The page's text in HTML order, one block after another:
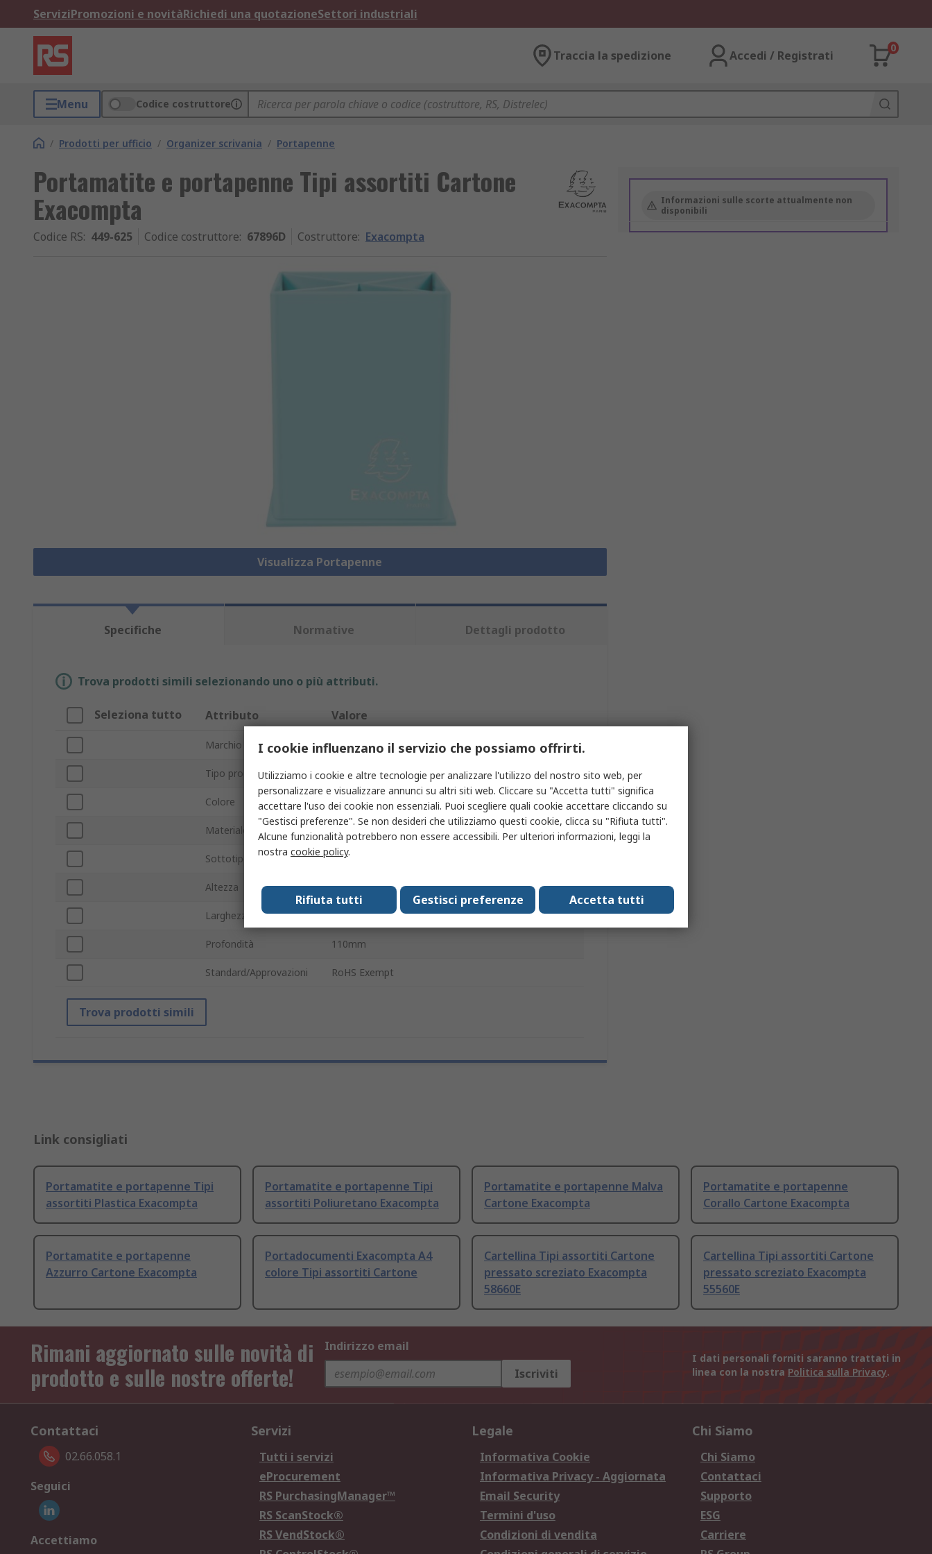
ServiziPromozioni e novitàRichiedi una quotazioneSettori industriali
Traccia la spedizione Accedi / Registrati
0
Menu Codice costruttore
/ Prodotti per ufficio / Organizer scrivania / Portapenne
Portamatite e portapenne Tipi assortiti Cartone
Exacompta
Codice RS: 449-625 Codice costruttore: 67896D Costruttore: Exacompta
Visualizza Portapenne
Informazioni sulle scorte attualmente non
disponibili
Specifiche Normative Dettagli prodotto
Trova prodotti simili selezionando uno o più attributi.
Seleziona tutto Attributo Valore
Marchio Exacompta
Tipo prodotto Portamatite e portapenne
Colore Tipi assortiti
Materiale Cartone
Sottotipo Portapenne e matite assortiti in plastica Exacompta
Altezza 85mm
Larghezza 85mm
Profondità 110mm
Standard/Approvazioni RoHS Exempt
Trova prodotti simili
Link consigliati
Portamatite e portapenne Tipi
assortiti Plastica Exacompta
Portamatite e portapenne Tipi
assortiti Poliuretano Exacompta
Portamatite e portapenne Malva
Cartone Exacompta
Portamatite e portapenne
Corallo Cartone Exacompta
Portamatite e portapenne
Azzurro Cartone Exacompta
Portadocumenti Exacompta A4
colore Tipi assortiti Cartone
Cartellina Tipi assortiti Cartone
pressato screziato Exacompta
58660E
Cartellina Tipi assortiti Cartone
pressato screziato Exacompta
55560E
Rimani aggiornato sulle novità di
prodotto e sulle nostre offerte!
Indirizzo email
Iscriviti
I dati personali forniti saranno trattati in
linea con la nostra Politica sulla Privacy.
Contattaci
02.66.058.1
Seguici
Accettiamo
Servizi
Tutti i servizi
eProcurement
RS PurchasingManager™
RS ScanStock®
RS VendStock®
Legale
Informativa Cookie
Informativa Privacy - Aggiornata
Email Security
Termini d'uso
Condizioni di vendita
Chi Siamo
Chi Siamo
Contattaci
Supporto
ESG
Carriere
I cookie influenzano il servizio che possiamo offrirti.
Utilizziamo i cookie e altre tecnologie per analizzare l'utilizzo del nostro sito web, per
personalizzare e visualizzare annunci su altri siti web. Cliccare su "Accetta tutti" significa
accettare l'uso dei cookie non essenziali. Puoi scegliere quali cookie accettare cliccando su
"Gestisci preferenze". Se non desideri che utilizziamo questi cookie, clicca su "Rifiuta tutti".
Alcune funzionalità potrebbero non essere accessibili. Per ulteriori informazioni, leggi la
nostra cookie policy.
Accetta tutti
Gestisci preferenze
Rifiuta tutti